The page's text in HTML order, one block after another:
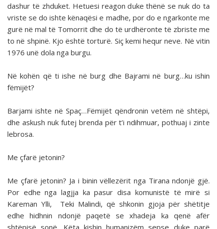
dashur të zhduket. Hetuesi reagon duke thënë se nuk do ta
vriste se do ishte kënaqësi e madhe, por do e ngarkonte me
gurë në mal të Tomorrit dhe do të urdhëronte të zbriste me
to në shpinë. Kjo është torturë. Siç kemi hequr neve. Në vitin
1976 unë dola nga burgu.
Në kohën që ti ishe në burg dhe Bajrami në burg…ku ishin
fëmijët?
Barjami ishte në Spaç…Fëmijët qëndronin vetëm në shtëpi,
dhe askush nuk futej brenda për t’i ndihmuar, pothuaj i zinte
lebrosa.
Me çfarë jetonin?
Me çfarë jetonin? Ja i binin vëllezërit nga Tirana ndonjë gjë.
Por edhe nga lagjja ka pasur disa komunistë të mirë si
Kareman Ylli, Teki Malindi, që shkonin gjoja për shëtitje
edhe hidhnin ndonjë paqetë se xhadeja ka qenë afër